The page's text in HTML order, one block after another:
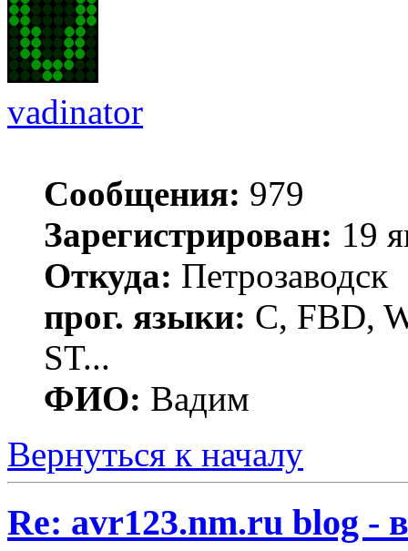
vadinator
Сообщения: 979
Зарегистрирован: 19
Откуда: Петрозаводск
прог. языки: C, FBD,
ST...
ФИО: Вадим
Вернуться к началу
Re: avr123.nm.ru blog -